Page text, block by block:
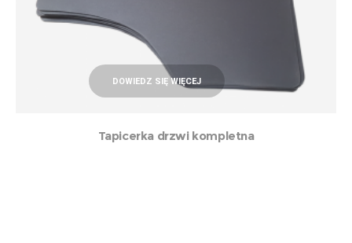
DOWIEDZ SIĘ WIĘCEJ
Tapicerka drzwi kompletna